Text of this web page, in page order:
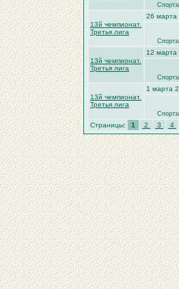
13й чемпионат.
Третья лига
26 марта
13й чемпионат.
Третья лига
12 марта
13й чемпионат.
Третья лига
1 марта
Страницы: 1 2 3 4